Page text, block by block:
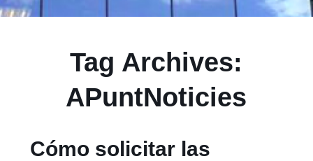
Tag Archives:
APuntNoticies
Cómo solicitar las